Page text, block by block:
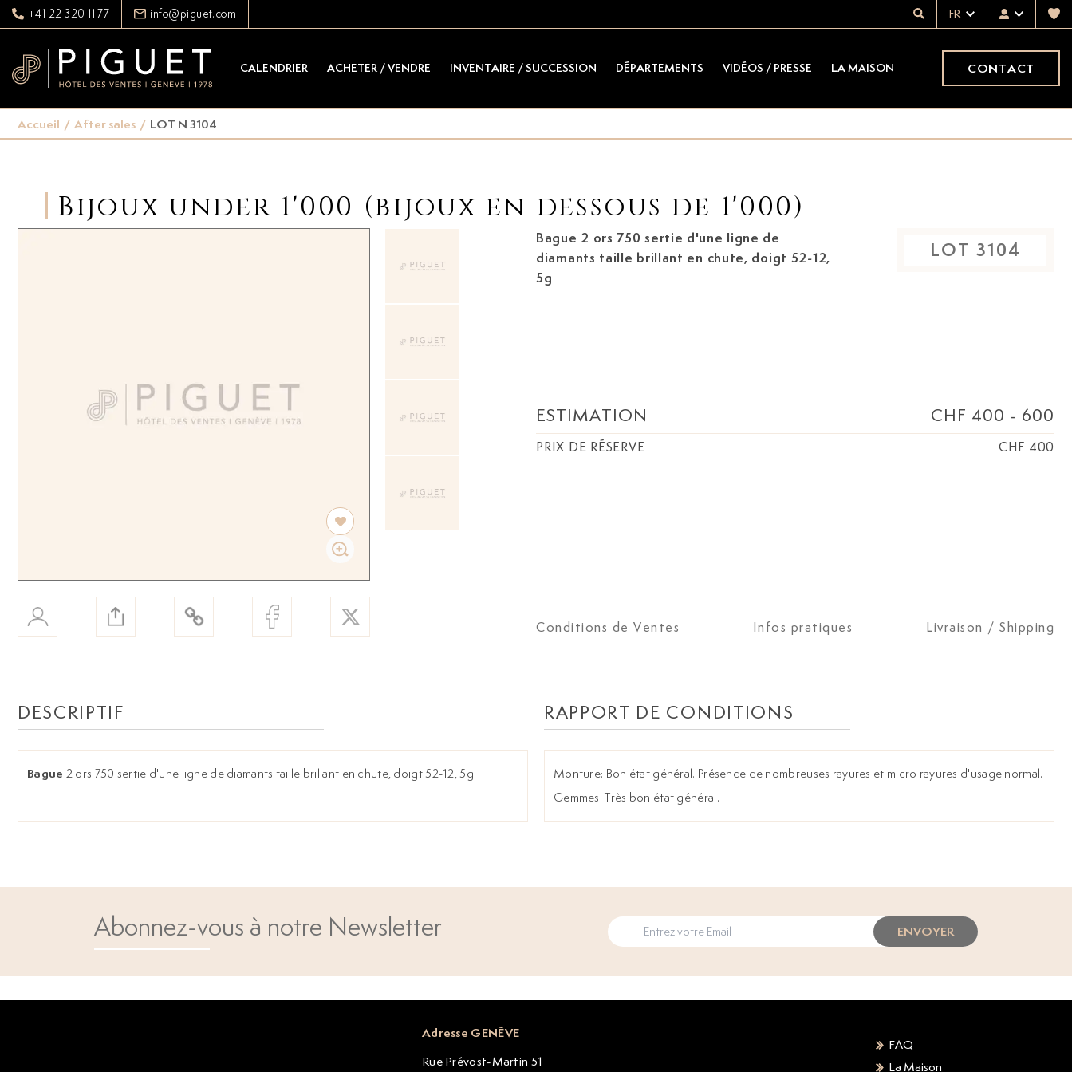
+41 22 320 11 77 info@piguet.com FR
CALENDRIER ACHETER / VENDRE INVENTAIRE / SUCCESSION DÉPARTEMENTS VIDÉOS / PRESSE LA MAISON CONTACT
Accueil / After sales / LOT N 3104
Bijoux under 1'000 (bijoux en dessous de 1'000)
Bague 2 ors 750 sertie d'une ligne de
diamants taille brillant en chute, doigt 52-12,
5g
LOT 3104
ESTIMATION CHF 400 - 600
PRIX DE RÉSERVE CHF 400
Conditions de Ventes Infos pratiques Livraison / Shipping
DESCRIPTIF
Bague 2 ors 750 sertie d'une ligne de diamants taille brillant en chute, doigt 52-12, 5g
RAPPORT DE CONDITIONS
Monture: Bon état général. Présence de nombreuses rayures et micro rayures d'usage normal.
Gemmes: Très bon état général.
Abonnez-vous à notre Newsletter ENVOYER
Adresse GENÈVE
Rue Prévost-Martin 51
FAQ
La Maison